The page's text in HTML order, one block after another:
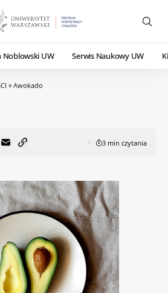
Noblowski UW Serwis Naukowy UW
» Awokado
3 min czytania